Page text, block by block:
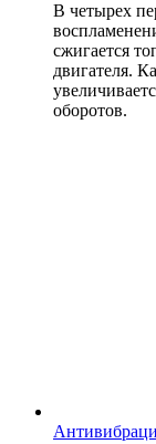
В четырех
сжигается
двигателя.
оборотов.